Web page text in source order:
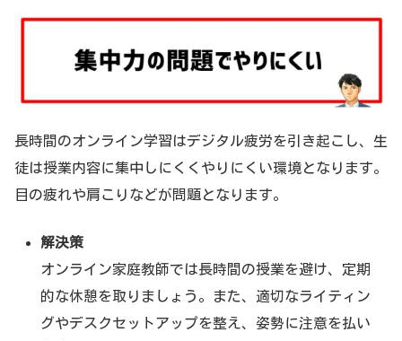
長時間のオンライン学習はデジタル疲労を引き起こし、生
徒は授業内容に集中しにくくやりにくい環境となります。
目の疲れや肩こりなどが問題となります。
解決策
オンライン家庭教師では長時間の授業を避け、定期
的な休憩を取りましょう。また、適切なライティン
グやデスクセットアップを整え、姿勢に注意を払い